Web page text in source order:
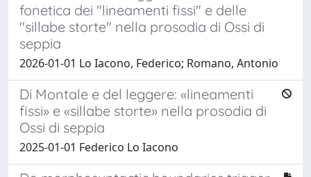
fonetica dei "lineamenti fissi" e delle
"sillabe storte" nella prosodia di Ossi di
seppia
2026-01-01 Lo Iacono, Federico; Romano, Antonio
Di Montale e del leggere: «lineamenti
fissi» e «sillabe storte» nella prosodia di
Ossi di seppia
2025-01-01 Federico Lo Iacono